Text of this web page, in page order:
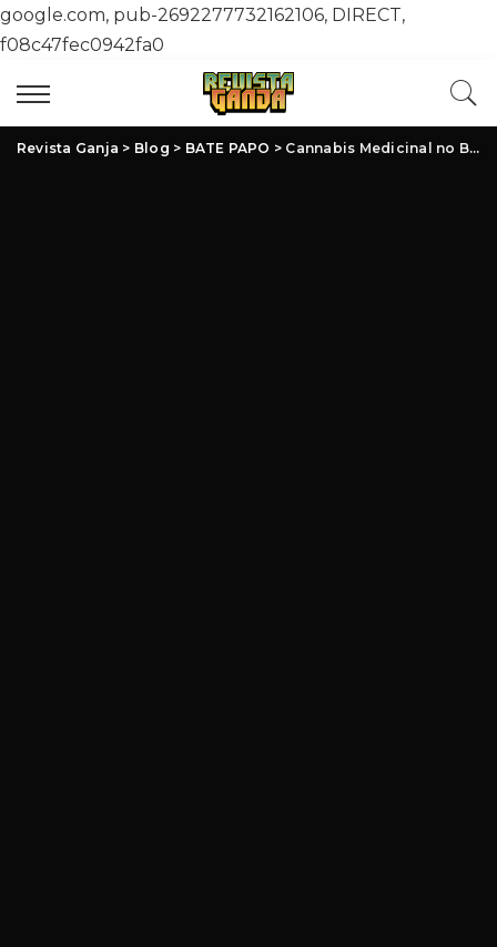
google.com, pub-2692277732162106, DIRECT,
f08c47fec0942fa0
Revista Ganja > Blog > BATE PAPO > Cannabis Medicinal no Brasil: Avanços, Desafios e Oportunidades